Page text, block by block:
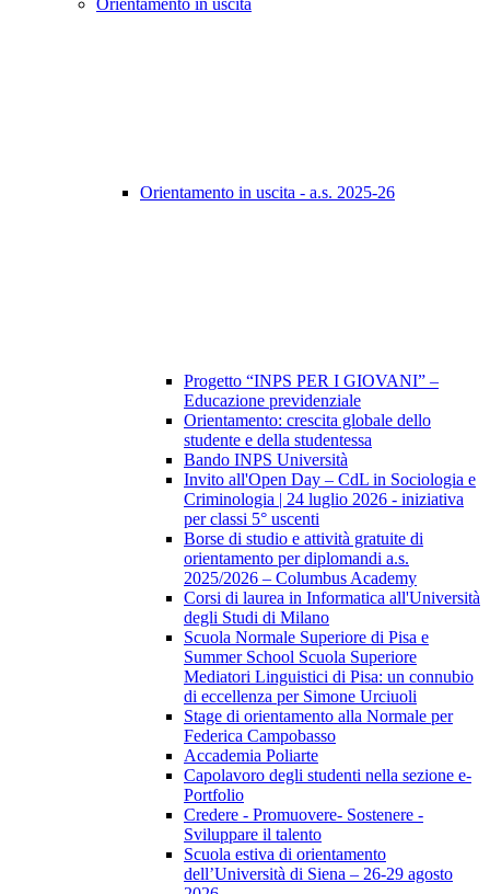
Orientamento in uscita
Orientamento in uscita - a.s. 2025-26
Progetto “INPS PER I GIOVANI” –
Educazione previdenziale
Orientamento: crescita globale dello
studente e della studentessa
Bando INPS Università
Invito all'Open Day – CdL in Sociologia e
Criminologia | 24 luglio 2026 - iniziativa
per classi 5° uscenti
Borse di studio e attività gratuite di
orientamento per diplomandi a.s.
2025/2026 – Columbus Academy
Corsi di laurea in Informatica all'Università
degli Studi di Milano
Scuola Normale Superiore di Pisa e
Summer School Scuola Superiore
Mediatori Linguistici di Pisa: un connubio
di eccellenza per Simone Urciuoli
Stage di orientamento alla Normale per
Federica Campobasso
Accademia Poliarte
Capolavoro degli studenti nella sezione e-
Portfolio
Credere - Promuovere- Sostenere -
Sviluppare il talento
Scuola estiva di orientamento
dell’Università di Siena – 26-29 agosto